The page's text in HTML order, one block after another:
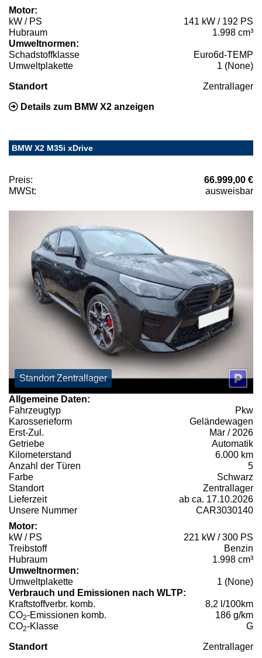
Motor:
kW / PS
141 kW / 192 PS
Hubraum
1.998 cm³
Umweltnormen:
Schadstoffklasse
Euro6d-TEMP
Umweltplakette
1 (None)
Standort Zentrallager
Details zum BMW X2 anzeigen
BMW X2 M35i xDrive
Preis:
66.999,00 €
MWSt:
ausweisbar
Standort Zentrallager
Allgemeine Daten:
Fahrzeugtyp
Pkw
Karosserieform
Geländewagen
Erst-Zul.
Mär / 2026
Getriebe
Automatik
Kilometerstand
6.000 km
Anzahl der Türen
5
Farbe
Schwarz
Standort
Zentrallager
Lieferzeit
ab ca. 17.10.2026
Unsere Nummer
CAR3030140
Motor:
kW / PS
221 kW / 300 PS
Treibstoff
Benzin
Hubraum
1.998 cm³
Umweltnormen:
Umweltplakette
1 (None)
Verbrauch und Emissionen nach WLTP:
Kraftstoffverbr. komb.
8,2 l/100km
CO2-Emissionen komb.
186 g/km
CO2-Klasse G
Standort Zentrallager